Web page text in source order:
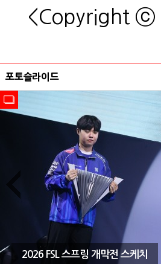
<Copyright ⓒ
포토슬라이드
2026 FSL 스프링 개막전 스케치